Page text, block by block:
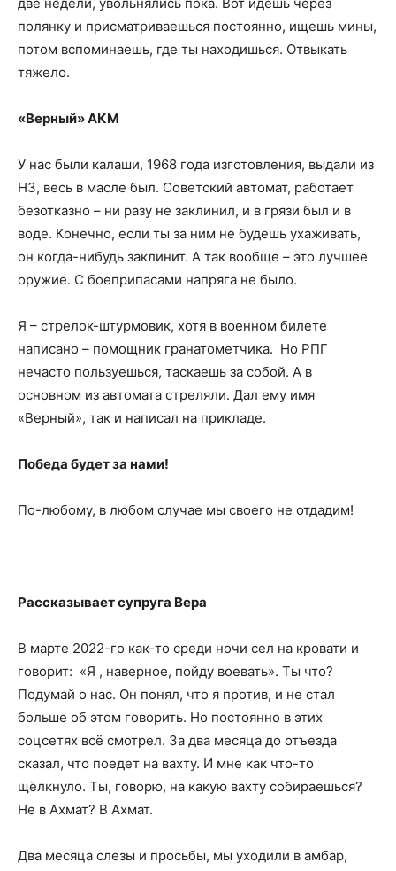
полянку и присматриваешься постоянно, ищешь мины,
потом вспоминаешь, где ты находишься. Отвыкать
тяжело.
«Верный» АКМ
У нас были калаши, 1968 года изготовления, выдали из
НЗ, весь в масле был. Советский автомат, работает
безотказно – ни разу не заклинил, и в грязи был и в
воде. Конечно, если ты за ним не будешь ухаживать,
он когда-нибудь заклинит. А так вообще – это лучшее
оружие. С боеприпасами напряга не было.
Я – стрелок-штурмовик, хотя в военном билете
написано – помощник гранатометчика. Но РПГ
нечасто пользуешься, таскаешь за собой. А в
основном из автомата стреляли. Дал ему имя
«Верный», так и написал на прикладе.
Победа будет за нами!
По-любому, в любом случае мы своего не отдадим!
Рассказывает супруга Вера
В марте 2022-го как-то среди ночи сел на кровати и
говорит: «Я , наверное, пойду воевать». Ты что?
Подумай о нас. Он понял, что я против, и не стал
больше об этом говорить. Но постоянно в этих
соцсетях всё смотрел. За два месяца до отъезда
сказал, что поедет на вахту. И мне как что-то
щёлкнуло. Ты, говорю, на какую вахту собираешься?
Не в Ахмат? В Ахмат.
Два месяца слезы и просьбы, мы уходили в амбар,